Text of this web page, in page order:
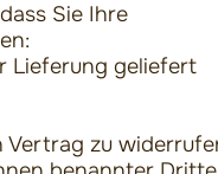
Sie Ihre
Lieferung geliefert
Vertrag zu